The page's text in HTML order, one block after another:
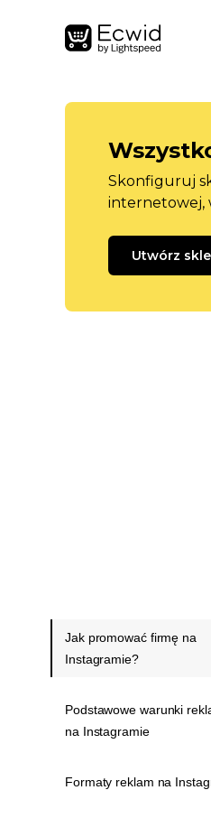
Skonfiguruj
internetowej,
Utwórz
Jak promować firmę na
Instagramie?
Podstawowe warunki
na Instagramie
Formaty reklam na